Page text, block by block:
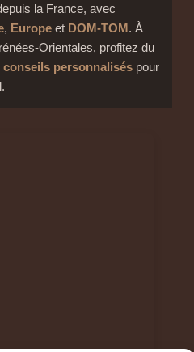
la France, avec
, Europeet DOM-TOM. À
Orientales, profitez du
conseils personnaliséspour